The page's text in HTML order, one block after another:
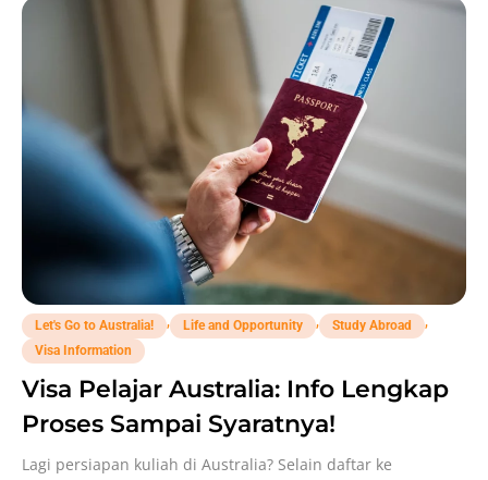
Let's Go to Australia! , Life and Opportunity , Study Abroad
,
Visa Information
Visa Pelajar Australia: Info Lengkap
Proses Sampai Syaratnya!
Lagi persiapan kuliah di Australia? Selain daftar ke